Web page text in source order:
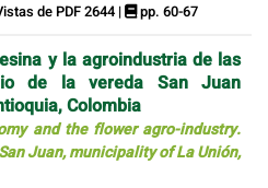
de PDF 2644 | pp. 60-67
y la agroindustria de las
de la vereda San Juan
Colombia
and the flower agro-industry.
Juan, municipality of La Unión,